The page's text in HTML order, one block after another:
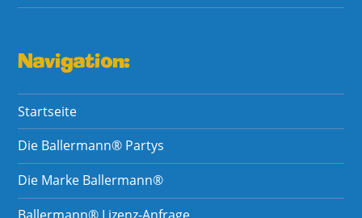
Navigation:
Startseite
Die Ballermann® Partys
Die Marke Ballermann®